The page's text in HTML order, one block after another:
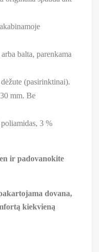
balta, parenkama
(pasirinktinai).
mm. Be
3 %
ir padovanokite
dovana,
kiekvieną